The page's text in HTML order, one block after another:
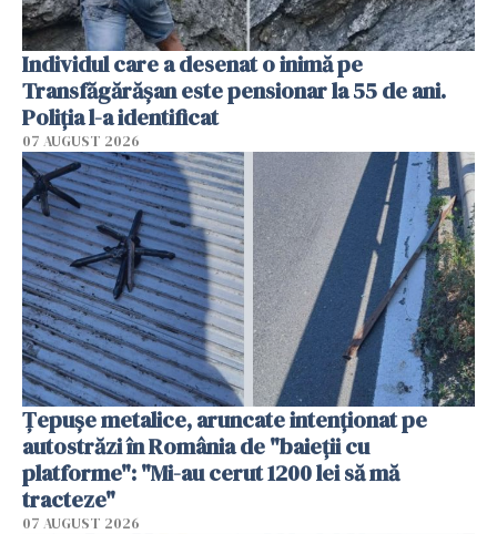
Individul care a desenat o inimă pe
Transfăgărășan este pensionar la 55 de ani.
Poliția l-a identificat
07 AUGUST 2026
Țepușe metalice, aruncate intenționat pe
autostrăzi în România de "baieții cu
platforme": "Mi-au cerut 1200 lei să mă
tracteze"
07 AUGUST 2026